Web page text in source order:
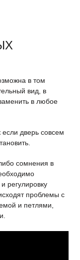
в том
вид, в
в любое
если дверь совсем
сомнения в
регулировку
проблемы с
и петлями,